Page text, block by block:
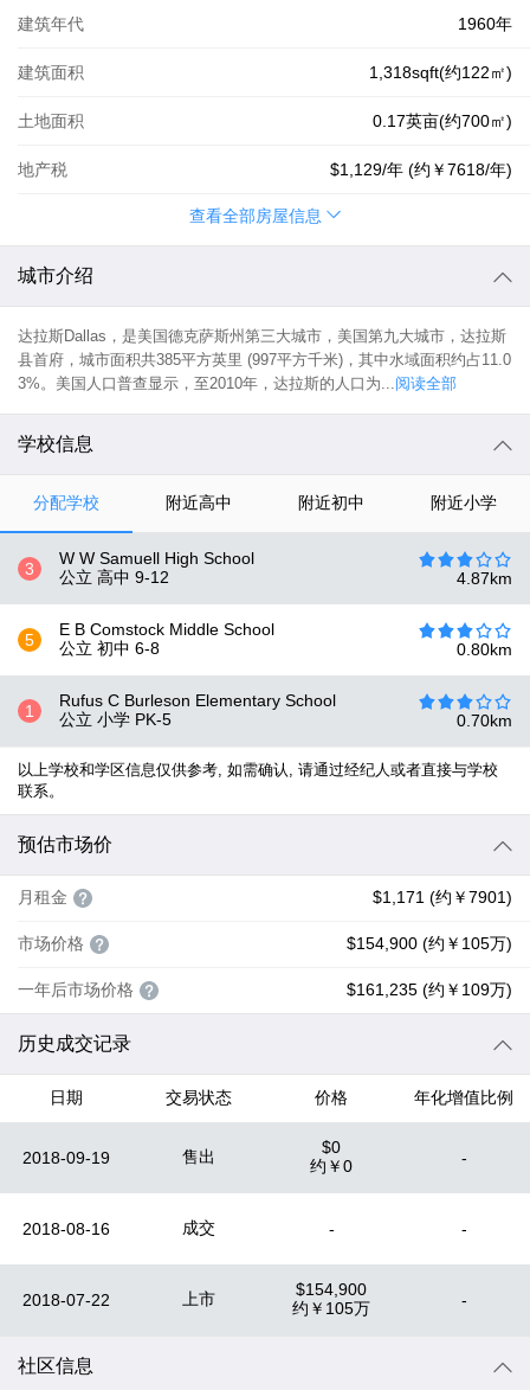
建筑年代 1960年
建筑面积 1,318sqft(约122㎡)
土地面积 0.17英亩(约700㎡)
地产税 $1,129/年 (约 ￥7618/年)
查看全部房屋信息
城市介绍
达拉斯Dallas，是美国德克萨斯州第三大城市，美国第九大城市，达拉斯
县首府，城市面积共385平方英里 (997平方千米)，其中水域面积约占11.0
3%。美国人口普查显示，至2010年，达拉斯的人口为...阅读全部
学校信息
分配学校 附近高中 附近初中 附近小学
3
W W Samuell High School
公立 高中 9-12 4.87km
5
E B Comstock Middle School
公立 初中 6-8 0.80km
1
Rufus C Burleson Elementary School
公立 小学 PK-5 0.70km
以上学校和学区信息仅供参考, 如需确认, 请通过经纪人或者直接与学校
联系。
预估市场价
月租金 $1,171 (约￥7901)
市场价格 $154,900 (约￥105万)
一年后市场价格 $161,235 (约￥109万)
历史成交记录
日期 交易状态 价格 年化增值比例
2018-09-19 售出
$0
约 ￥0 -
2018-08-16 成交 - -
2018-07-22 上市
$154,900
约 ￥105万 -
社区信息